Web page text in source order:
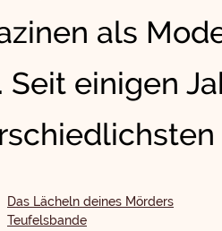
als
Seit einigen
Das Lächeln deines Mörders
Teufelsbande